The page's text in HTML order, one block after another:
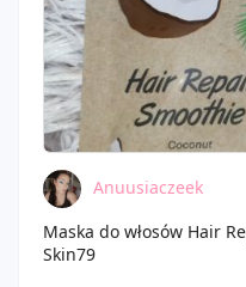
Anuusiaczeek
Maska do włosów Hair
Skin79